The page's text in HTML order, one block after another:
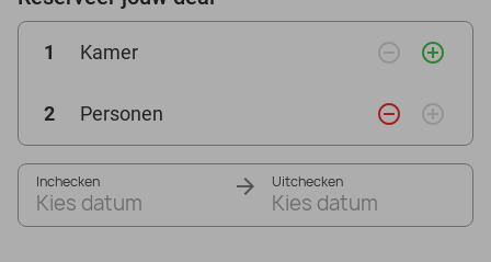
1 Kamer remove_circle_outline add_circle_outline
2 Personen remove_circle_outline add_circle_outline
Inchecken
Kies datum
Uitchecken
Kies datum